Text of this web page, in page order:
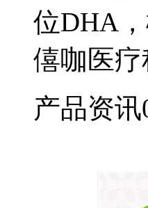
位DHA
僖咖医
产品资讯